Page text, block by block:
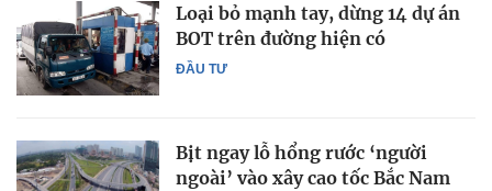
ĐẦU TƯ
Loại bỏ mạnh tay, dừng 14 dự án
BOT trên đường hiện có
Bịt ngay lỗ hổng rước ‘người
ngoài’ vào xây cao tốc Bắc Nam